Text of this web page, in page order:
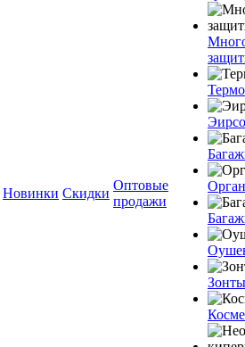
Новинки Скидки
Оптовые
продажи
Зонты